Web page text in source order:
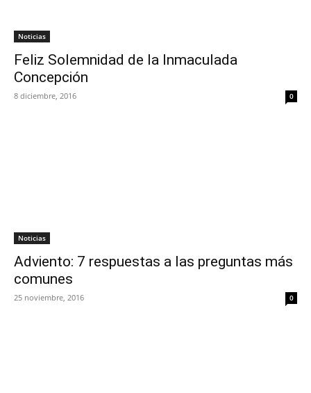
Noticias
Feliz Solemnidad de la Inmaculada
Concepción
8 diciembre, 2016 0
Noticias
Adviento: 7 respuestas a las preguntas más
comunes
25 noviembre, 2016 0